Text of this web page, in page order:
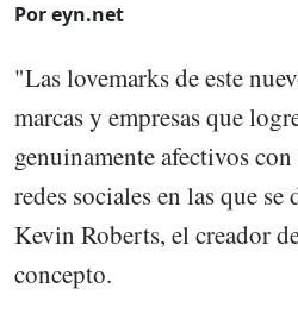
Por eyn.net
"Las lovemarks de este
marcas y empresas que
genuinamente afectivos
redes sociales en las que
Kevin Roberts, el creador
concepto.